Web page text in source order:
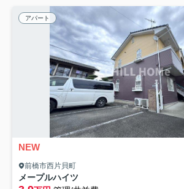
アパート
NEW
前橋市西片貝町
メープルハイツ